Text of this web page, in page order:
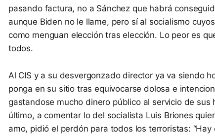
pasando factura, no a Sánchez que habrá
aunque Biden no le llame, pero sí al socialismo
como menguan elección tras elección. Lo peor es
todos.
Al CIS y a su desvergonzado director ya va siendo
ponga en su sitio tras equivocarse dolosa e
gastandose mucho dinero público al servicio de sus
último, a comentar lo del socialista Luis Briones
amo, pidió el perdón para todos los terroristas: